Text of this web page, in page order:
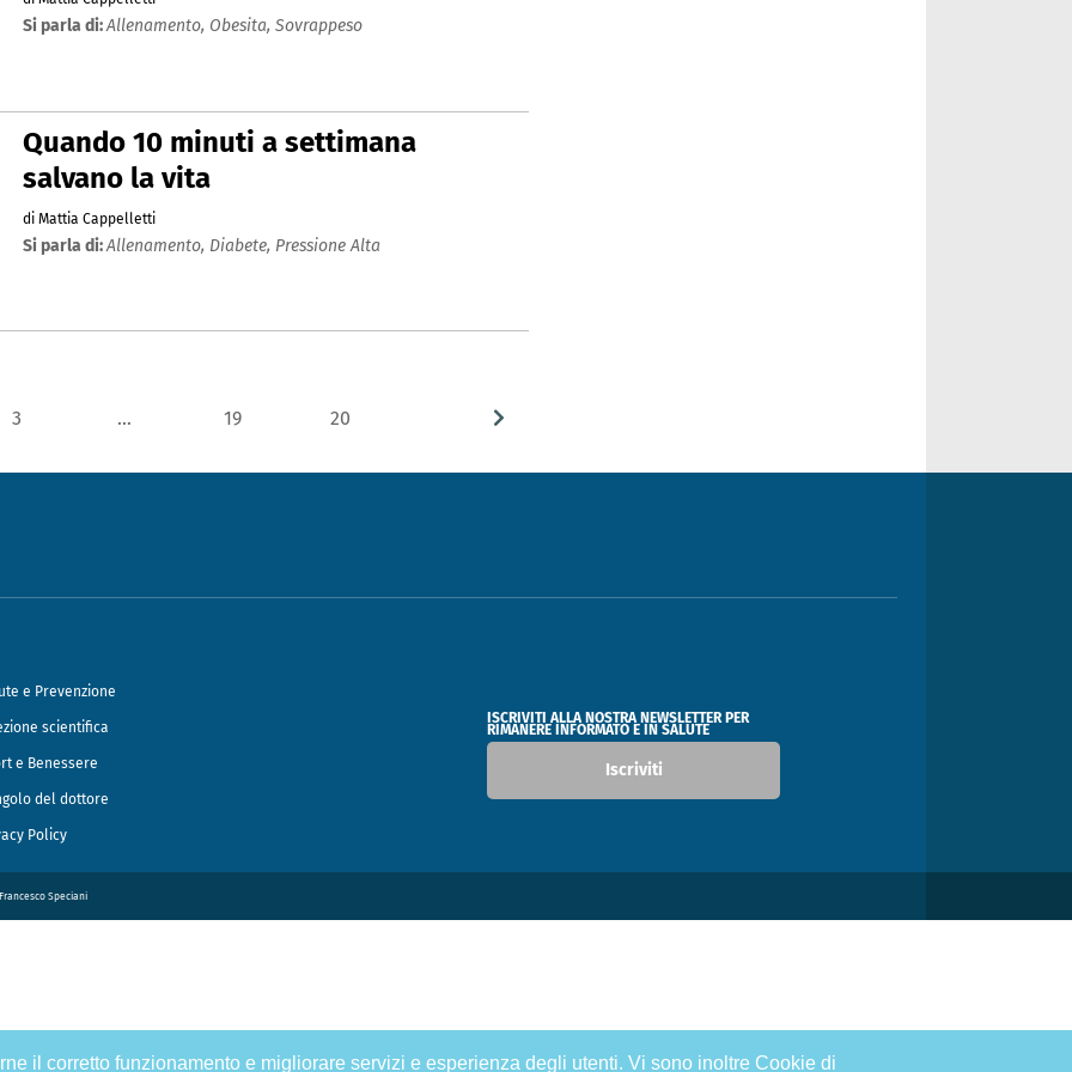
il corretto funzionamento e migliorare servizi e esperienza degli utenti. Vi sono inoltre Cookie di
Si parla di:Allenamento, Obesita, Sovrappeso
Quando 10 minuti a settimana
salvano la vita
di Mattia Cappelletti
Si parla di:Allenamento, Diabete, Pressione Alta
3 … 19 20
e Prevenzione
scientifica
e Benessere
del dottore
Policy
ISCRIVITI ALLA NOSTRA NEWSLETTER PER
RIMANERE INFORMATO E IN SALUTE
Iscriviti
Speciani